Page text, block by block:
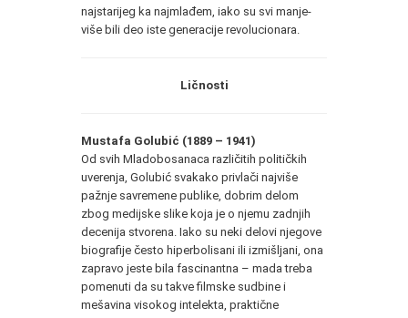
najstarijeg ka najmlađem, iako su svi manje-
više bili deo iste generacije revolucionara.
Ličnosti
Mustafa Golubić (1889 – 1941)
Od svih Mladobosanaca različitih političkih
uverenja, Golubić svakako privlači najviše
pažnje savremene publike, dobrim delom
zbog medijske slike koja je o njemu zadnjih
decenija stvorena. Iako su neki delovi njegove
biografije često hiperbolisani ili izmišljani, ona
zapravo jeste bila fascinantna – mada treba
pomenuti da su takve filmske sudbine i
mešavina visokog intelekta, praktične